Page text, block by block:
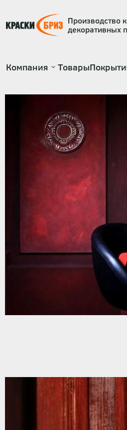
Производство
декоративных
Основная
Компания Товары